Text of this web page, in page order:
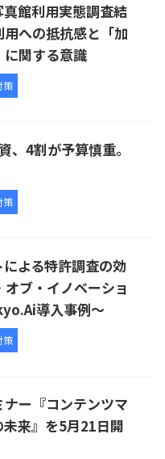
館利用実態調査結
への抵抗感と「加
関する意識
策
、4割が予算慎重。
策
よる特許調査の効
ブ・イノベーショ
導入事例～
策
ー『コンテンツマ
来』を5月21日開